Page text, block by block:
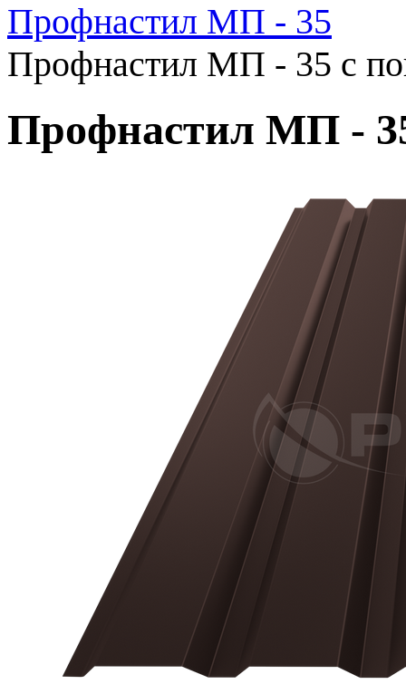
Профнастил МП - 35
Профнастил МП - 35 с
Профнастил МП -